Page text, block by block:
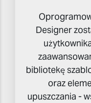
Designer
bibliotekę
oraz
upuszczania -